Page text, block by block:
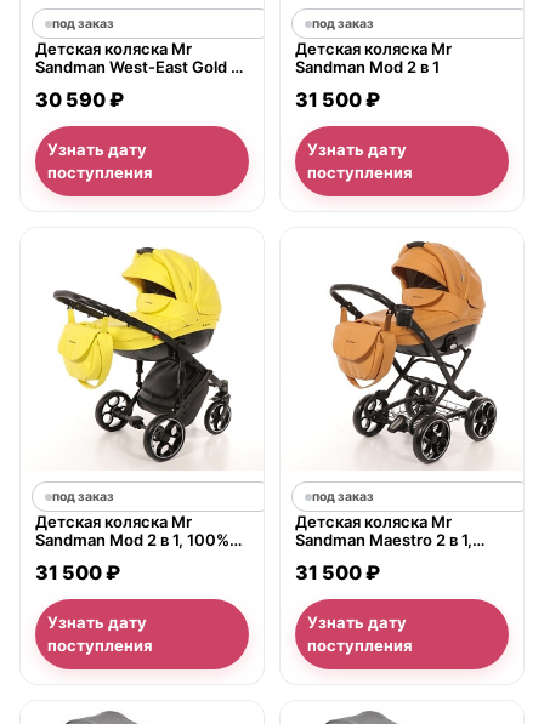
под заказ
Детская коляска Mr
Sandman West-East Gold 2
30 590 ₽
Узнать дату
поступления
под заказ
Детская коляска Mr
Sandman Mod 2 в 1
31 500 ₽
Узнать дату
поступления
под заказ
Детская коляска Mr
Sandman Mod 2 в 1, 100%
31 500 ₽
Узнать дату
поступления
под заказ
Детская коляска Mr
Sandman Maestro 2 в 1,
31 500 ₽
Узнать дату
поступления